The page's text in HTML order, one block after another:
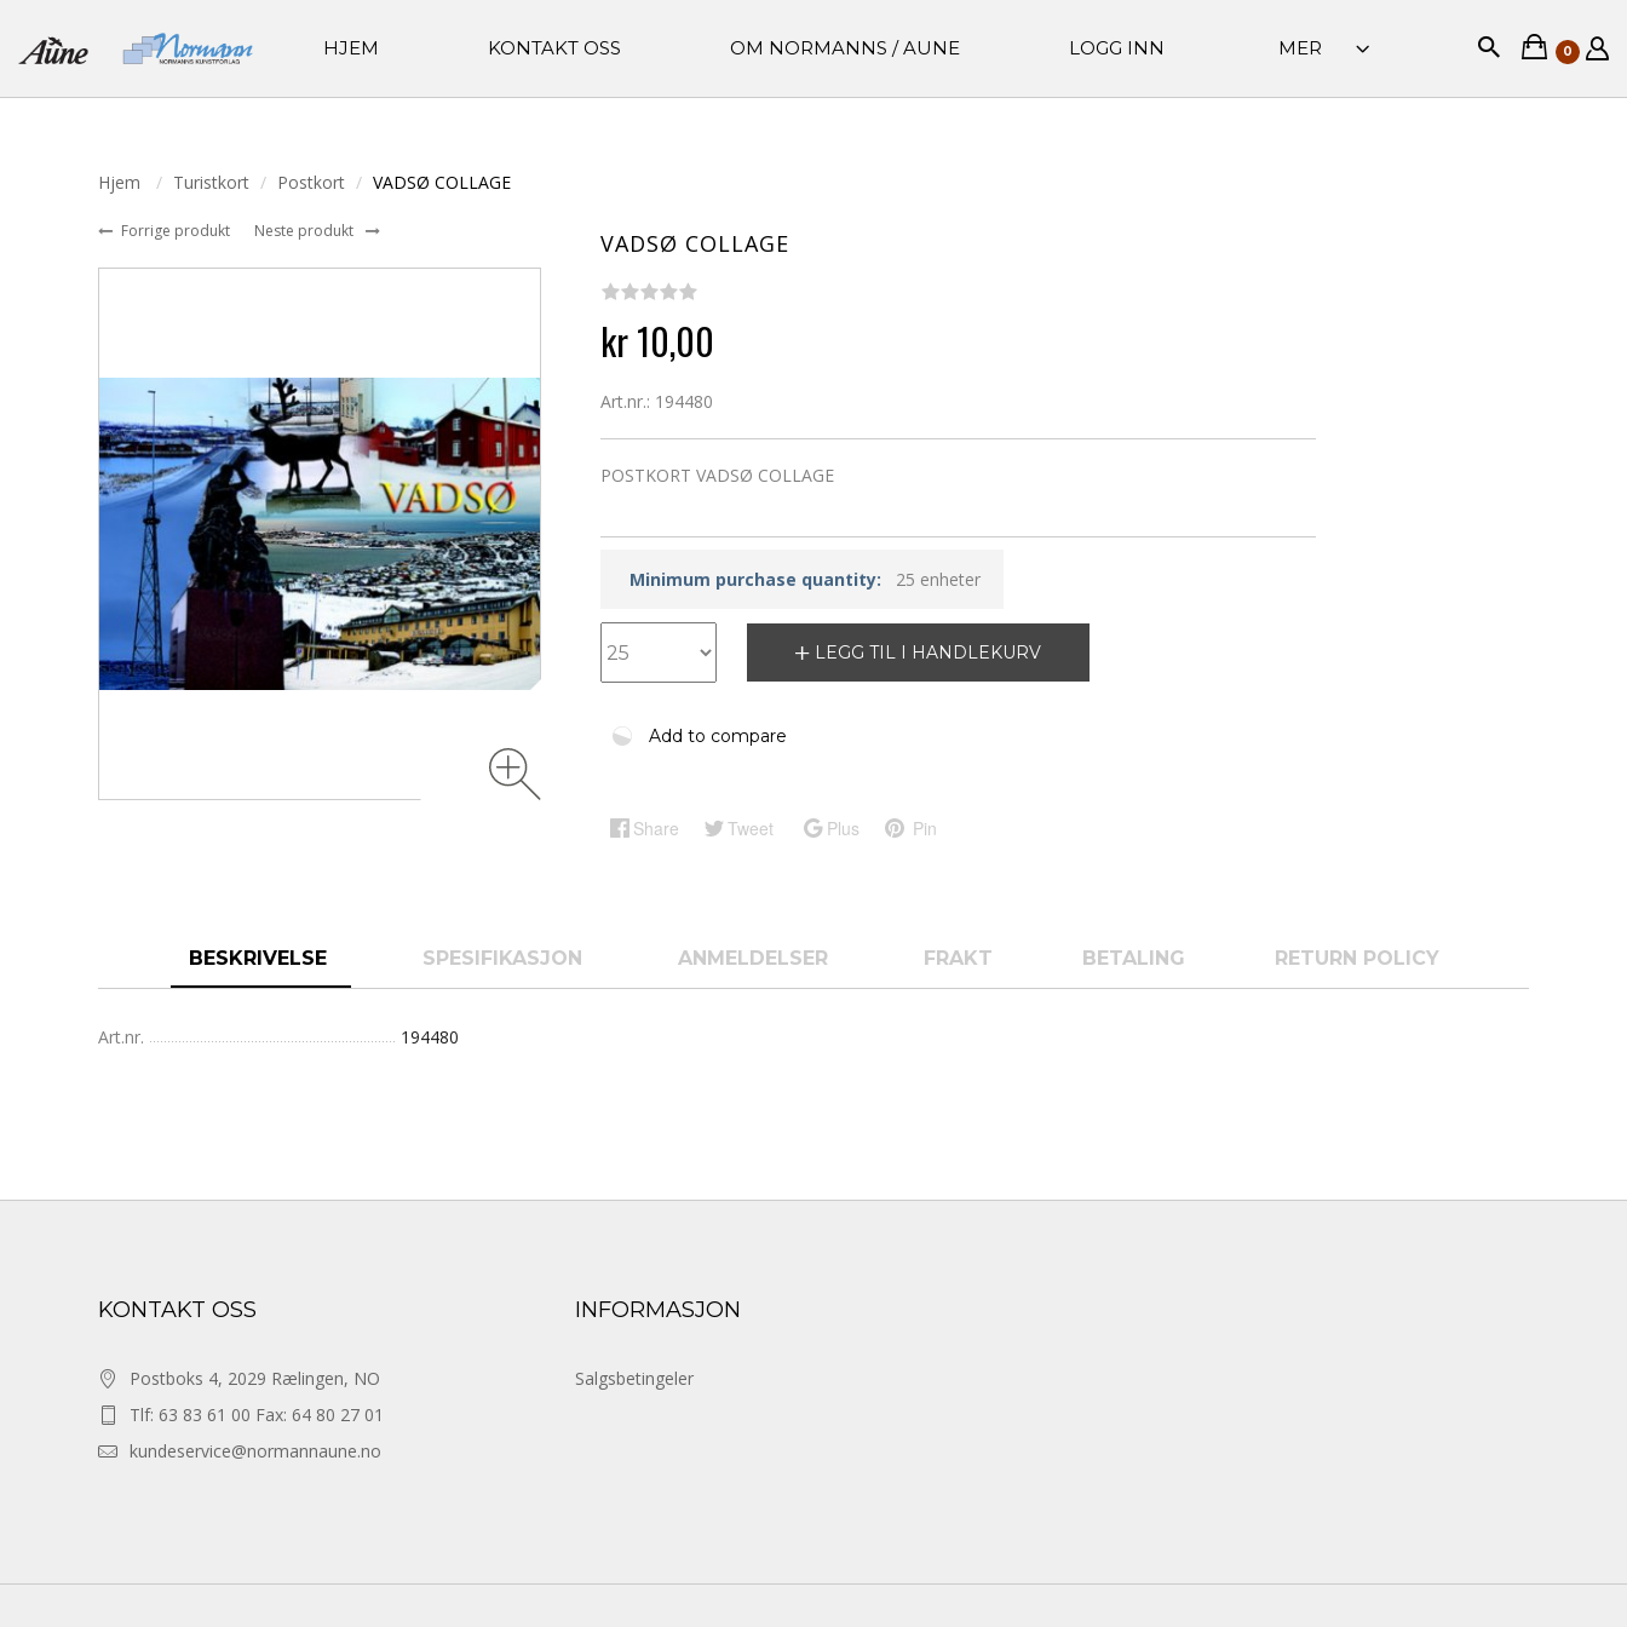
HJEM KONTAKT OSS OM NORMANNS / AUNE LOGG INN MER 0
Hjem Turistkort Postkort VADSØ COLLAGE
Forrige produkt Neste produkt VADSØ COLLAGE
kr 10,00
Art.nr.: 194480
POSTKORT VADSØ COLLAGE
Minimum purchase quantity: 25 enheter
LEGG TIL I HANDLEKURV
Add to compare
Share Tweet Plus Pin
BESKRIVELSE SPESIFIKASJON ANMELDELSER FRAKT BETALING RETURN POLICY
Art.nr. 194480
KONTAKT OSS
Postboks 4, 2029 Rælingen, NO
Tlf: 63 83 61 00 Fax: 64 80 27 01
kundeservice@normannaune.no
INFORMASJON
Salgsbetingeler